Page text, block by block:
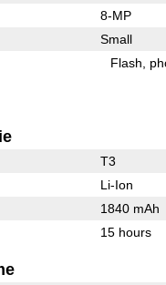
8-MP
Small
Flash
T3
Li-Ion
1840 mAh
15 hours